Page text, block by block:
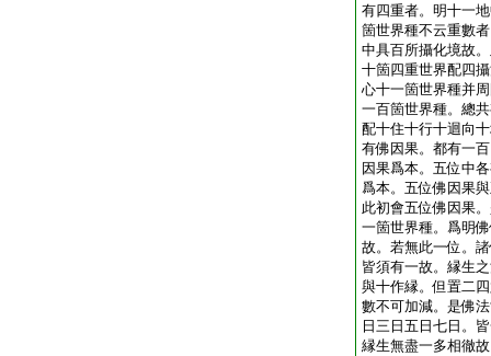
有四重者。明十一
箇世界種不云重數
中具百所攝化境故
十箇四重世界配四
心十一箇世界種并
一百箇世界種。總
配十住十行十迴向
有佛因果。都有一
因果爲本。五位中
爲本。五位佛因果
此初會五位佛因果
一箇世界種。爲明
故。若無此一位。
皆須有一故。縁生
與十作縁。但置二
數不可加減。是佛
日三日五日七日。
縁生無盡一多相徹